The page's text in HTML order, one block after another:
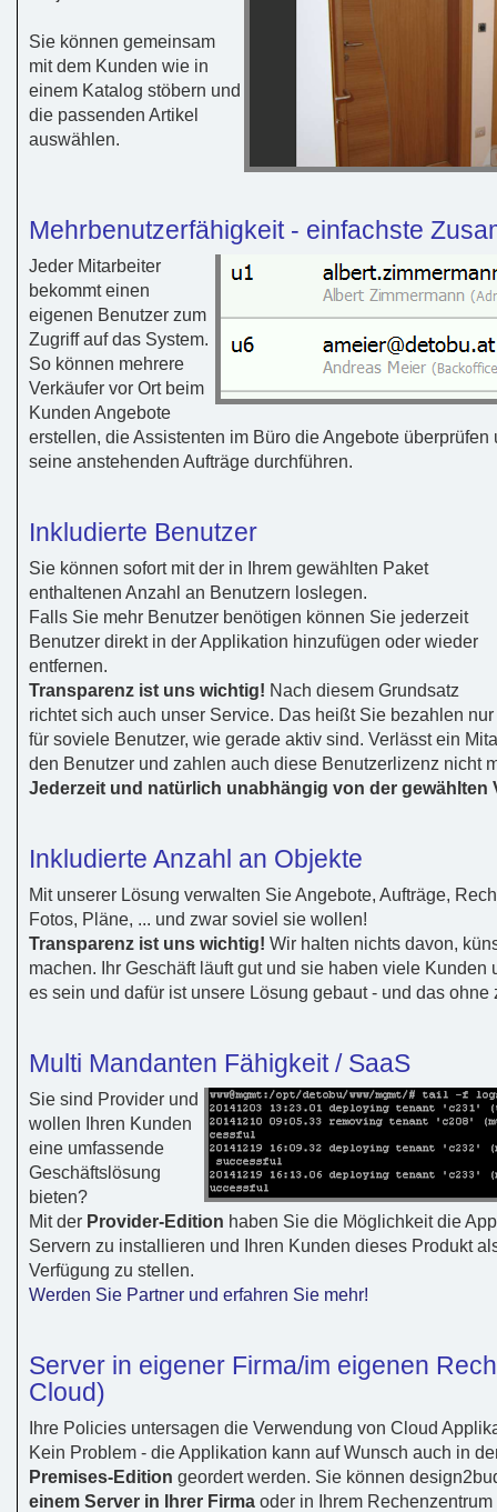
Sie können gemeinsam
mit dem Kunden wie in
einem Katalog stöbern und
die passenden Artikel
auswählen.
Mehrbenutzerfähigkeit - einfachste
Jeder Mitarbeiter
bekommt einen
eigenen Benutzer zum
Zugriff auf das System.
So können mehrere
Verkäufer vor Ort beim
Kunden Angebote
erstellen, die Assistenten im Büro die Angebote
seine anstehenden Aufträge durchführen.
Inkludierte Benutzer
Sie können sofort mit der in Ihrem gewählten Paket
enthaltenen Anzahl an Benutzern loslegen.
Falls Sie mehr Benutzer benötigen können Sie jederzeit
Benutzer direkt in der Applikation hinzufügen oder wieder
entfernen.
Transparenz ist uns wichtig! Nach diesem Grundsatz
richtet sich auch unser Service. Das heißt Sie bezahlen nur
für soviele Benutzer, wie gerade aktiv sind. Verlässt ein
den Benutzer und zahlen auch diese Benutzerlizenz nicht
Jederzeit und natürlich unabhängig von der gewählten
Inkludierte Anzahl an Objekte
Mit unserer Lösung verwalten Sie Angebote, Aufträge,
Fotos, Pläne, ... und zwar soviel sie wollen!
Transparenz ist uns wichtig! Wir halten nichts davon,
machen. Ihr Geschäft läuft gut und sie haben viele
es sein und dafür ist unsere Lösung gebaut - und das ohne
Multi Mandanten Fähigkeit / SaaS
Sie sind Provider und
wollen Ihren Kunden
eine umfassende
Geschäftslösung
bieten?
Mit der Provider-Edition haben Sie die Möglichkeit die
Servern zu installieren und Ihren Kunden dieses Produkt
Verfügung zu stellen.
Werden Sie Partner und erfahren Sie mehr!
Server in eigener Firma/im eigenen
Cloud)
Ihre Policies untersagen die Verwendung von Cloud
Kein Problem - die Applikation kann auf Wunsch auch in
Premises-Edition geordert werden. Sie können
einem Server in Ihrer Firma oder in Ihrem Rechenzentrum